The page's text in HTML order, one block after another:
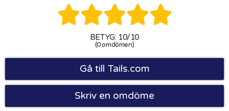

BETYG: 10/10
(0 omdömen)
Gå till Tails.com
Skriv en omdöme